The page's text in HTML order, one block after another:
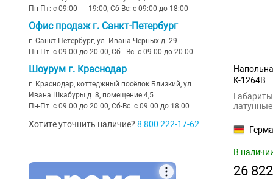
Toto(1)
TW(3)
Gappo
Sapho
искусственная кожа
никель (3)
вороненая сталь (2)
серебро
розовое золото
фиолетовые
медь
Пн-Пт: с 09:00 — 19:00, Сб-Вс: с 09:00 до 18:00
Офис продаж г. Санкт-Петербург
г. Санкт-Петербург, ул. Ивана Черных д. 29
Пн-Пт: с 09:00 до 20:00, Сб - Вс: с 09:00 до 20:00
Шоурум г. Краснодар
г. Краснодар, коттеджный посёлок Близкий, ул.
Ивана Шкабуры д. 8, помещение 4,5
Пн-Пт: с 09:00 до 20:00, Сб-Вс: с 09:00 до 18:00
Хотите уточнить наличие? 8 800 222-17-62
K-1264B
В
26